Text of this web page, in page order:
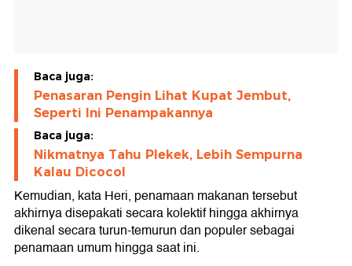
Baca juga:
Penasaran Pengin Lihat Kupat Jembut,
Seperti Ini Penampakannya
Baca juga:
Nikmatnya Tahu Plekek, Lebih Sempurna
Kalau Dicocol
Kemudian, kata Heri, penamaan makanan tersebut
akhirnya disepakati secara kolektif hingga akhirnya
dikenal secara turun-temurun dan populer sebagai
penamaan umum hingga saat ini.